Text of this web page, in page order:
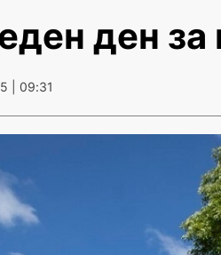
ден
| 09:31